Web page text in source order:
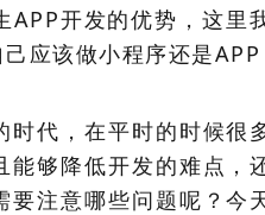
开发的优势，这里
应该做小程序还是APP
代，在平时的时候很
够降低开发的难点，
注意哪些问题呢？今